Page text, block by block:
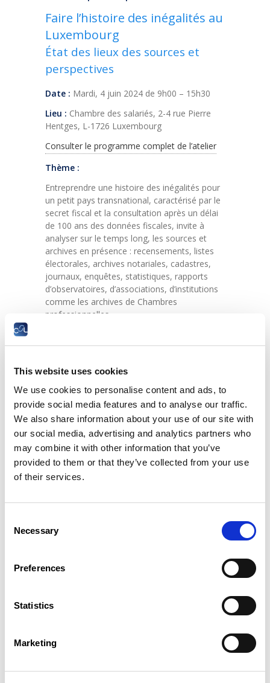
This website uses cookies
We use cookies to personalise content and ads, to
provide social media features and to analyse our traffic.
We also share information about your use of our site with
our social media, advertising and analytics partners who
may combine it with other information that you’ve
provided to them or that they’ve collected from your use
of their services.
Selection
Necessary
Preferences
Statistics
Marketing
Faire l’histoire des inégalités au
Luxembourg
État des lieux des sources et
perspectives
Date : Mardi, 4 juin 2024 de 9h00 – 15h30
Lieu : Chambre des salariés, 2-4 rue Pierre
Hentges, L-1726 Luxembourg
Consulter le programme complet de l’atelier
Thème :
Entreprendre une histoire des inégalités pour
un petit pays transnational, caractérisé par le
secret fiscal et la consultation après un délai
de 100 ans des données fiscales, invite à
analyser sur le temps long, les sources et
archives en présence : recensements, listes
électorales, archives notariales, cadastres,
journaux, enquêtes, statistiques, rapports
d’observatoires, d’associations, d’institutions
comme les archives de Chambres
professionnelles.
informations sur divers espaces, acteurs et
répartition des richesses, les conditions de
vie, les écarts de revenus, les privilèges et
discriminations.
Comparer les inégalités – principalement de
revenu et de patrimoine – qui en découlent,
permet de comprendre leurs évolutions entre
le XVIII
et le XXI e
siècle, à travers les ruptures
ou phénomènes majeurs tels que la
Révolution française, l’indépendance du
mondiales, la participation du Luxembourg à
européenne, la troisième mondialisation et la
d’espaces urbains (Dudelange, Esch-sur-
servirait l’histoire globale quantitative,